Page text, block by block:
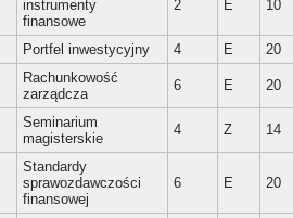
instrumenty
finansowe
2 E 10
Portfel inwestycyjny 4 E 20
Rachunkowość
zarządcza
6 E 20
Seminarium
magisterskie
4 Z 14
Standardy
sprawozdawczości
finansowej
6 E 20